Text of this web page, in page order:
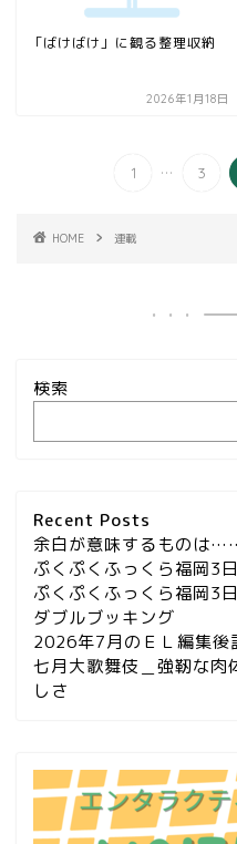
「ばけばけ」に観る整理収納
2026年1月18日
1 ... 3
HOME 連載
検索
Recent Posts
余白が意味するものは
ぷくぷくふっくら福岡3
ぷくぷくふっくら福岡3
ダブルブッキング
2026年7月のＥＬ編集後
七月大歌舞伎＿強靭な肉
しさ